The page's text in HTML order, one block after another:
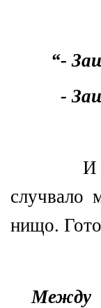
“-
-
И
случвало
нищо.